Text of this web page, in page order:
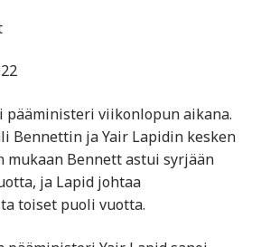
pääministeri viikonlopun aikana.
Bennettin ja Yair Lapidin kesken
mukaan Bennett astui syrjään
ja Lapid johtaa
toiset puoli vuotta.